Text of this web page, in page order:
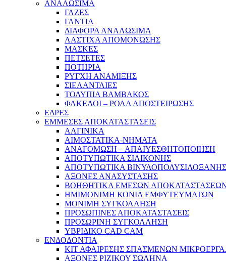
ΑΝΑΛΩΣΙΜΑ
ΓΑΖΕΣ
ΓΑΝΤΙΑ
ΔΙΑΦΟΡΑ ΑΝΑΛΩΣΙΜΑ
ΛΑΣΤΙΧΑ ΑΠΟΜΟΝΩΣΗΣ
ΜΑΣΚΕΣ
ΠΕΤΣΕΤΕΣ
ΠΟΤΗΡΙΑ
ΡΥΓΧΗ ΑΝΑΜΙΞΗΣ
ΣΙΕΛΑΝΤΛΙΕΣ
ΤΟΛΥΠΙΑ ΒΑΜΒΑΚΟΣ
ΦΑΚΕΛΟΙ – ΡΟΛΑ ΑΠΟΣΤΕΙΡΩΣΗΣ
ΕΔΡΕΣ
ΕΜΜΕΣΕΣ ΑΠΟΚΑΤΑΣΤΑΣΕΙΣ
ΑΛΓΙΝΙΚΑ
ΑΙΜΟΣΤΑΤΙΚΑ-ΝΗΜΑΤΑ
ΑΝΑΓΟΜΩΣΗ – ΑΠΑΙΥΕΣΘΗΤΟΠΟΙΗΣΗ
ΑΠΟΤΥΠΩΤΙΚΑ ΣΙΛΙΚΟΝΗΣ
ΑΠΟΤΥΠΩΤΙΚΑ ΒΙΝΥΛΟΠΟΛΥΣΙΛΟΞΑΝΗΣ
ΑΞΟΝΕΣ ΑΝΑΣΥΣΤΑΣΗΣ
ΒΟΗΘΗΤΙΚΑ ΕΜΕΣΩΝ
ΗΜΙΜΟΝΙΜΗ ΚΟΝΙΑ ΕΜΦΥΤΕΥΜΑΤΩΝ
ΜΟΝΙΜΗ ΣΥΓΚΟΛΛΗΣΗ
ΠΡΟΣΩΠΙΝΕΣ ΑΠΟΚΑΤΑΣΤΑΣΕΙΣ
ΠΡΟΣΩΡΙΝΗ ΣΥΓΚΟΛΛΗΣΗ
ΥΒΡΙΔΙΚΟ CAD CAM
ΕΝΔΟΔΟΝΤΙΑ
ΚΙΤ ΑΦΑΙΡΕΣΗΣ ΣΠΑΣΜΕΝΩΝ
ΑΞΟΝΕΣ ΡΙΖΙΚΟΥ ΣΩΛΗΝΑ